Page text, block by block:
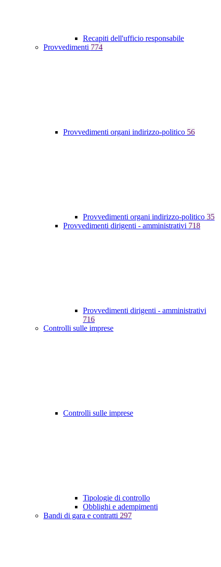
Recapiti dell'ufficio responsabile
Provvedimenti 774
Provvedimenti organi indirizzo-politico 56
Provvedimenti organi indirizzo-politico 35
Provvedimenti dirigenti - amministrativi 718
Provvedimenti dirigenti - amministrativi
716
Controlli sulle imprese
Controlli sulle imprese
Tipologie di controllo
Obblighi e adempimenti
Bandi di gara e contratti 297